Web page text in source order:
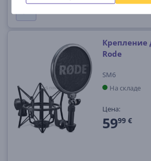
Крепление
Rode
SM6
На складе
Цена:
5999 €